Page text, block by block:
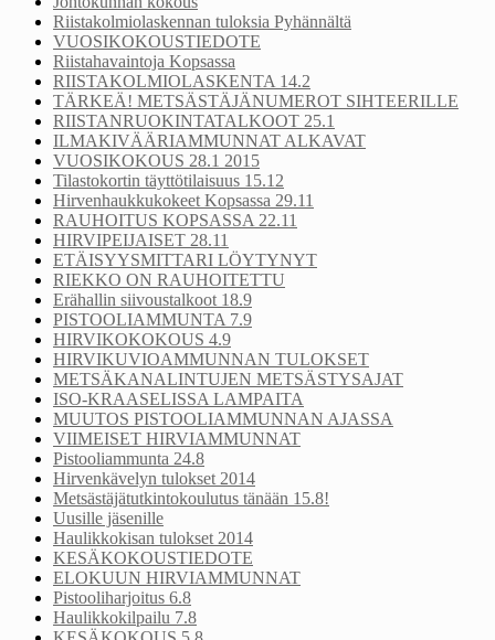
Riistakolmiolaskennan tuloksia Pyhännältä
VUOSIKOKOUSTIEDOTE
Riistahavaintoja Kopsassa
RIISTAKOLMIOLASKENTA 14.2
TÄRKEÄ! METSÄSTÄJÄNUMEROT SIHTEERILLE
RIISTANRUOKINTATALKOOT 25.1
ILMAKIVÄÄRIAMMUNNAT ALKAVAT
VUOSIKOKOUS 28.1 2015
Tilastokortin täyttötilaisuus 15.12
Hirvenhaukkukokeet Kopsassa 29.11
RAUHOITUS KOPSASSA 22.11
HIRVIPEIJAISET 28.11
ETÄISYYSMITTARI LÖYTYNYT
RIEKKO ON RAUHOITETTU
Erähallin siivoustalkoot 18.9
PISTOOLIAMMUNTA 7.9
HIRVIKOKOKOUS 4.9
HIRVIKUVIOAMMUNNAN TULOKSET
METSÄKANALINTUJEN METSÄSTYSAJAT
ISO-KRAASELISSA LAMPAITA
MUUTOS PISTOOLIAMMUNNAN AJASSA
VIIMEISET HIRVIAMMUNNAT
Pistooliammunta 24.8
Hirvenkävelyn tulokset 2014
Metsästäjätutkintokoulutus tänään 15.8!
Uusille jäsenille
Haulikkokisan tulokset 2014
KESÄKOKOUSTIEDOTE
ELOKUUN HIRVIAMMUNNAT
Pistooliharjoitus 6.8
Haulikkokilpailu 7.8